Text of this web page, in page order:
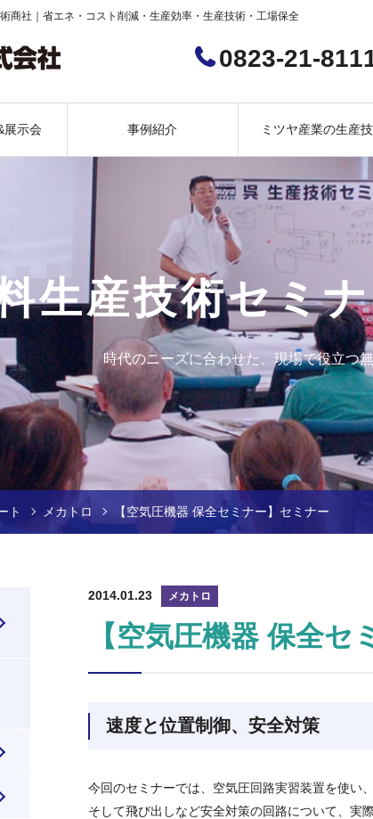
商社｜省エネ・コスト削減・生産効率・生産技術・工場保全
0823-21-
展示会 事例紹介 ミツヤ産業の生産
生産技術セミ
時代のニーズに合わせた、現場で役立つ
ト メカトロ 【空気圧機器 保全セミナー】セミナー
2014.01.23 メカトロ
【空気圧機器 保全
速度と位置制御、安全対策
今回のセミナーでは、空気圧回路実習装置を使い
そして飛び出しなど安全対策の回路について、実